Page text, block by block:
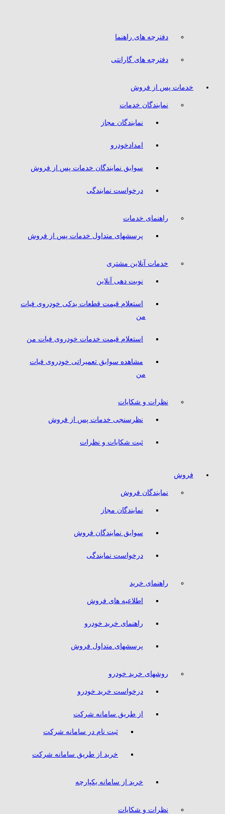
دفترچه های راهنما
دفترچه های گارانتی
خدمات پس از فروش
نمایندگان خدمات
نمایندگان مجاز
امدادخودرو
سوابق نمایندگان خدمات پس از فروش
درخواست نمایندگی
راهنمای خدمات
پرسشهای متداول خدمات پس از فروش
خدمات آنلاین مشتری
نوبت دهی آنلاین
استعلام قیمت قطعات یدکی خودروی فیات
من
استعلام قیمت خدمات خودروی فیات من
مشاهده سوابق تعمیراتی خودروی فیات
من
نظرات و شکایات
نظرسنجی خدمات پس از فروش
ثبت شکایات و نظرات
فروش
نمایندگان فروش
نمایندگان مجاز
سوابق نمایندگان فروش
درخواست نمایندگی
راهنمای خرید
اطلاعیه های فروش
راهنمای خرید خودرو
پرسشهای متداول فروش
روشهای خرید خودرو
درخواست خرید خودرو
از طریق سامانه شرکت
ثبت نام در سامانه شرکت
خرید از طریق سامانه شرکت
خرید از سامانه یکپارچه
نظرات و شکایات